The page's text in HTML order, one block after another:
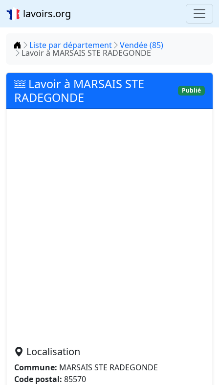
lavoirs.org
Accueil
Liste par département Vendée (85)
Lavoir à MARSAIS STE RADEGONDE
Lavoir à MARSAIS STE
RADEGONDE
Publié
Localisation
Commune: MARSAIS STE RADEGONDE
Code postal: 85570